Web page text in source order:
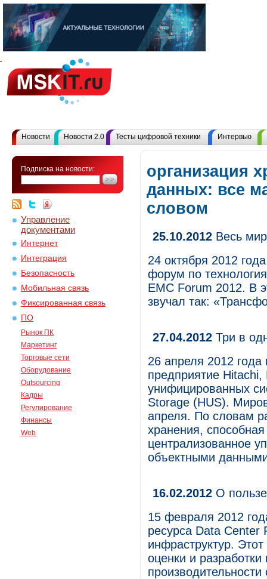
Новости Новости 2.0 Тесты цифровой техники Интервью
Подписка на новости:
Управление
документами
Интернет
Интеграция
Безопасность
Мобильная связь
Фиксированная связь
ПО
Рынок ПК
Маркетинг
Торговые сети
Оборудование
Outsourcing
Кадры
Регулирование
Финансы
Web
организация
данных: все
словом
25.10.2012 Весь
24 октября 2012
форум по
EMC Forum 2012. В
звучал так:
27.04.2012 Три в
26 апреля 2012
предприятие
унифицированных
Storage (HUS).
апреля. По словам
хранения,
централизованное
объектными
16.02.2012 О
15 февраля 2012
ресурса Data Center
инфраструктур.
оценки и